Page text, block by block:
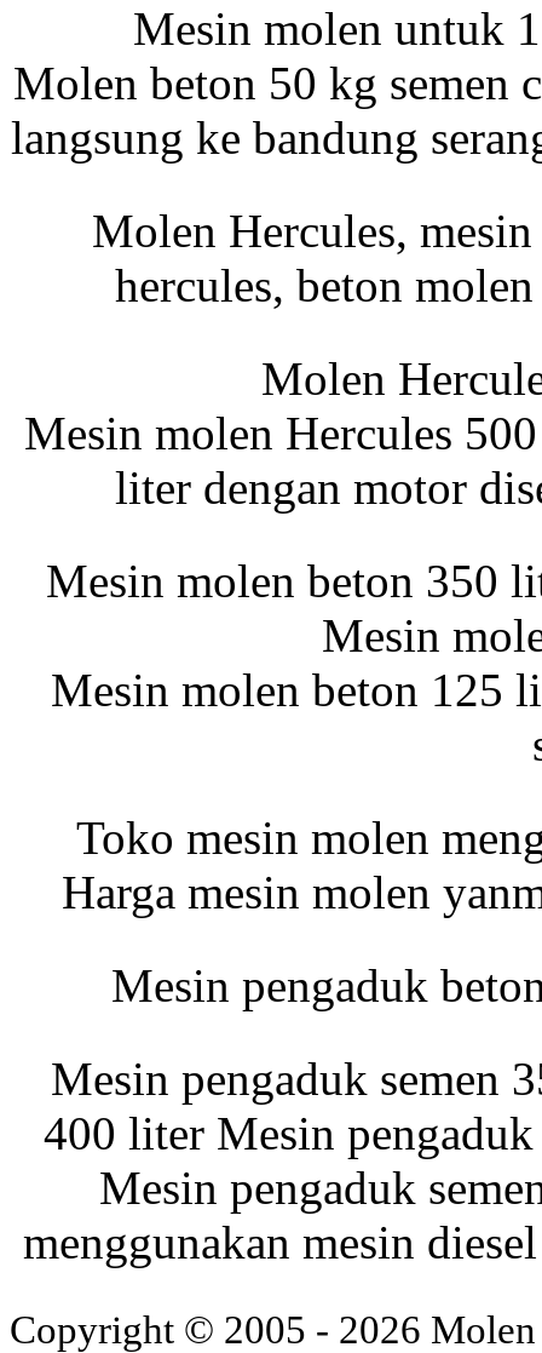
Harga Mesin Molen
Jual Mesin Molen 350
Liter
Liter
Mesin Molen Beton
350 Liter
Jual Mesin Molen
Mesin molen untuk
Molen beton 50 kg semen
langsung ke bandung
Molen Hercules,
hercules, beton
Molen
Mesin molen Hercules
liter dengan motor
Mesin molen beton 350
Mesin
Mesin molen beton 125
Toko mesin molen
Harga mesin molen
Mesin pengaduk
Mesin pengaduk semen
400 liter Mesin
Mesin pengaduk
menggunakan mesin
Copyright © 2005 - 2026